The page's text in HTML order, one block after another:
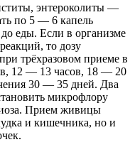
энтероколиты —
по 5 — 6 капель
еды. Если в организме
то дозу
трёхразовом приеме в
12 — 13 часов, 18 — 20
30 — 35 дней. Два
микрофлору
Прием живицы
и кишечника, но и